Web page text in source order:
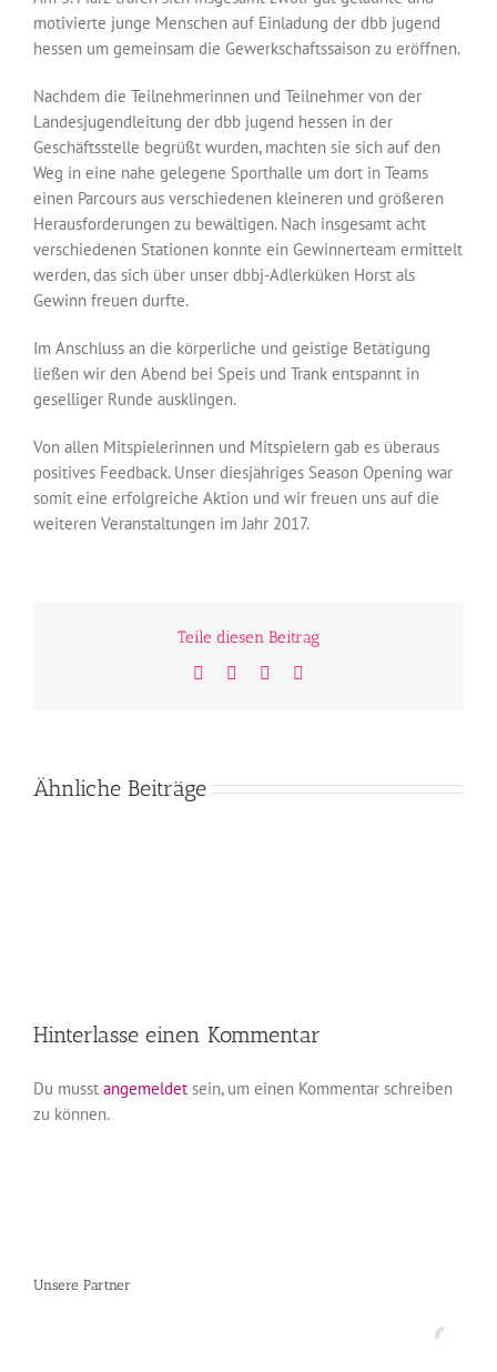
motivierte junge Menschen auf Einladung der dbb jugend
hessen um gemeinsam die Gewerkschaftssaison zu eröffnen.
Nachdem die Teilnehmerinnen und Teilnehmer von der
Landesjugendleitung der dbb jugend hessen in der
Geschäftsstelle begrüßt wurden, machten sie sich auf den
Weg in eine nahe gelegene Sporthalle um dort in Teams
einen Parcours aus verschiedenen kleineren und größeren
Herausforderungen zu bewältigen. Nach insgesamt acht
verschiedenen Stationen konnte ein Gewinnerteam ermittelt
werden, das sich über unser dbbj-Adlerküken Horst als
Gewinn freuen durfte.
Im Anschluss an die körperliche und geistige Betätigung
ließen wir den Abend bei Speis und Trank entspannt in
geselliger Runde ausklingen.
Von allen Mitspielerinnen und Mitspielern gab es überaus
positives Feedback. Unser diesjähriges Season Opening war
somit eine erfolgreiche Aktion und wir freuen uns auf die
weiteren Veranstaltungen im Jahr 2017.
Teile diesen Beitrag
Facebook
TwitterWhatsApp
Ähnliche Beiträge
Hinterlasse einen Kommentar
Du musst angemeldet sein, um einen Kommentar schreiben
zu können.
Unsere Partner